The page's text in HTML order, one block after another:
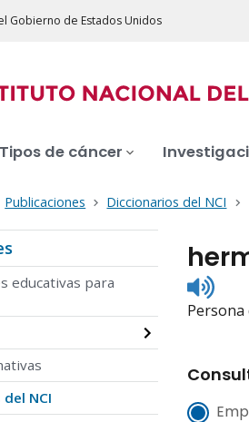
Gobierno de Estados Unidos
Tipos de cáncer
Publicaciones Diccionarios del NCI
educativas para
NCI
Listen
to